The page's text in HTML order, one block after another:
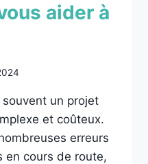
aider à
un projet
et coûteux.
erreurs
en cours de route,